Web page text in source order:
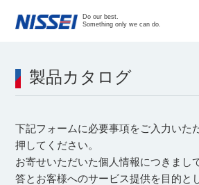
Do our best.
Something only we can do.
製品カタログ
下記フォームに必要事項をご入力いた
押してください。
お寄せいただいた個人情報につきまし
答とお客様へのサービス提供を目的と